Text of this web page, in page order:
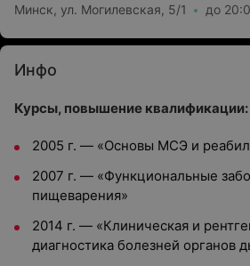
Минск, ул. Могилевская, 5/1 до
Инфо
Курсы, повышение квалификации:
2005 г. — «Основы МСЭ и
2007 г. — «Функциональные
пищеварения»
2014 г. — «Клиническая и
диагностика болезней органов